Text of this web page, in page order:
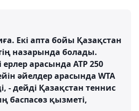
Екі апта бойы Қазақстан
назарында болады.
ерлер арасында ATP 250
әйелдер арасында WTA
- дейді Қазақстан теннис
баспасөз қызметі,